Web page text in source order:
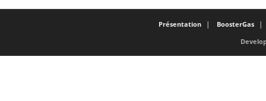
Présentation
BoosterGas